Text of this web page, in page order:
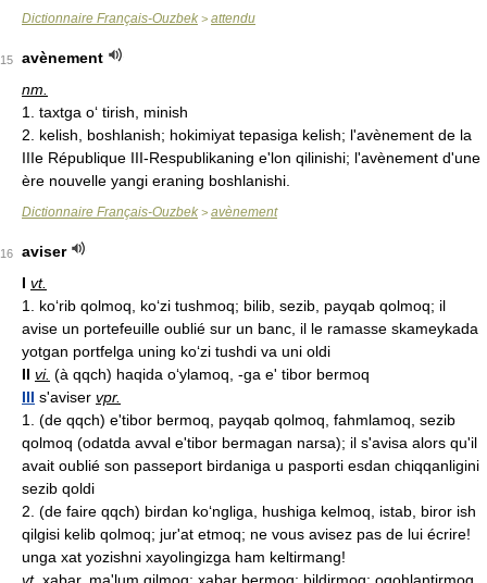
Dictionnaire Français-Ouzbek > attendu
15
avènement
nm.
1. taxtga o‘ tirish, minish
2. kelish, boshlanish; hokimiyat tepasiga kelish; l'avènement de la
IIIe République III-Respublikaning e'lon qilinishi; l'avènement d'une
ère nouvelle yangi eraning boshlanishi.
Dictionnaire Français-Ouzbek > avènement
16
aviser
I vt.
1. ko‘rib qolmoq, ko‘zi tushmoq; bilib, sezib, payqab qolmoq; il
avise un portefeuille oublié sur un banc, il le ramasse skameykada
yotgan portfelga uning ko‘zi tushdi va uni oldi
II vi. (à qqch) haqida o‘ylamoq, -ga e' tibor bermoq
III s'aviser vpr.
1. (de qqch) e'tibor bermoq, payqab qolmoq, fahmlamoq, sezib
qolmoq (odatda avval e'tibor bermagan narsa); il s'avisa alors qu'il
avait oublié son passeport birdaniga u pasporti esdan chiqqanligini
sezib qoldi
2. (de faire qqch) birdan ko‘ngliga, hushiga kelmoq, istab, biror ish
qilgisi kelib qolmoq; jur'at etmoq; ne vous avisez pas de lui écrire!
unga xat yozishni xayolingizga ham keltirmang!